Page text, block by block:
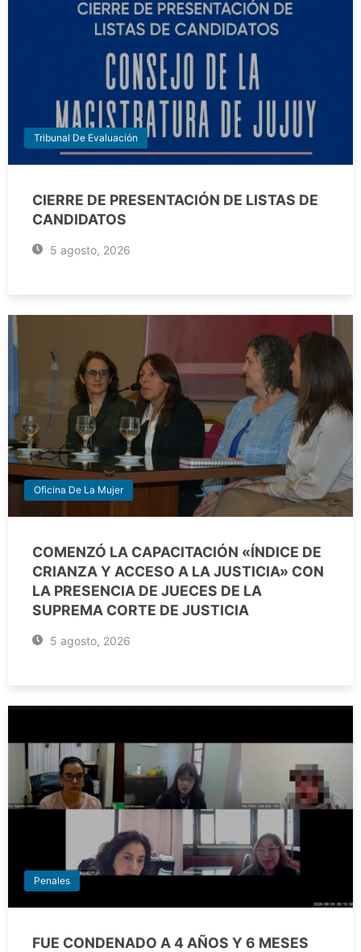
Tribunal De Evaluación
CIERRE DE PRESENTACIÓN DE LISTAS DE
CANDIDATOS
5 agosto, 2026
Oficina De La Mujer
COMENZÓ LA CAPACITACIÓN «ÍNDICE DE
CRIANZA Y ACCESO A LA JUSTICIA» CON
LA PRESENCIA DE JUECES DE LA
SUPREMA CORTE DE JUSTICIA
5 agosto, 2026
Penales
FUE CONDENADO A 4 AÑOS Y 6 MESES